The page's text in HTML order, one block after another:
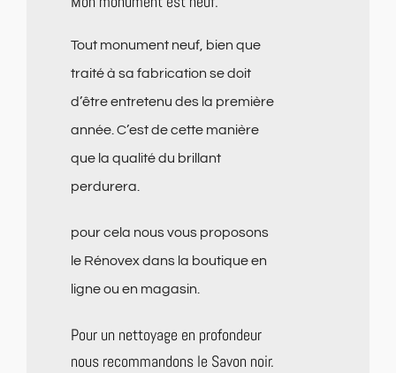
Tout monument neuf, bien que
traité à sa fabrication se doit
d’être entretenu des la première
année. C’est de cette manière
que la qualité du brillant
perdurera.
pour cela nous vous proposons
le Rénovex dans la boutique en
ligne ou en magasin.
Pour un nettoyage en profondeur
nous recommandons le Savon noir.